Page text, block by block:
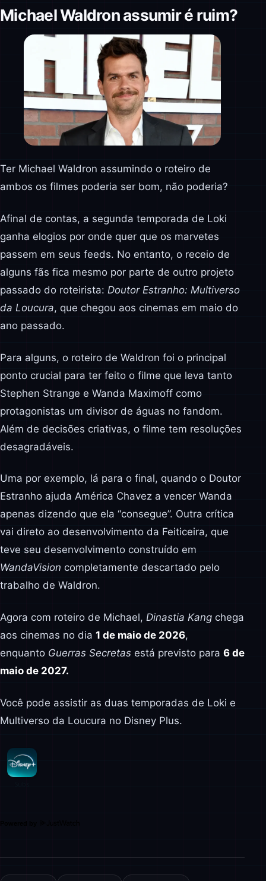
Michael Waldron assumir é ruim?
Ter Michael Waldron assumindo o roteiro de
ambos os filmes poderia ser bom, não poderia?
Afinal de contas, a segunda temporada de Loki
ganha elogios por onde quer que os marvetes
passem em seus feeds. No entanto, o receio de
alguns fãs fica mesmo por parte de outro projeto
passado do roteirista: Doutor Estranho: Multiverso
da Loucura, que chegou aos cinemas em maio do
ano passado.
Para alguns, o roteiro de Waldron foi o principal
ponto crucial para ter feito o filme que leva tanto
Stephen Strange e Wanda Maximoff como
protagonistas um divisor de águas no fandom.
Além de decisões criativas, o filme tem resoluções
desagradáveis.
Uma por exemplo, lá para o final, quando o Doutor
Estranho ajuda América Chavez a vencer Wanda
apenas dizendo que ela “consegue”. Outra crítica
vai direto ao desenvolvimento da Feiticeira, que
teve seu desenvolvimento construído em
WandaVision completamente descartado pelo
trabalho de Waldron.
Agora com roteiro de Michael, Dinastia Kang chega
aos cinemas no dia 1 de maio de 2026,
enquanto Guerras Secretas está previsto para 6 de
maio de 2027.
Você pode assistir as duas temporadas de Loki e
Multiverso da Loucura no Disney Plus.